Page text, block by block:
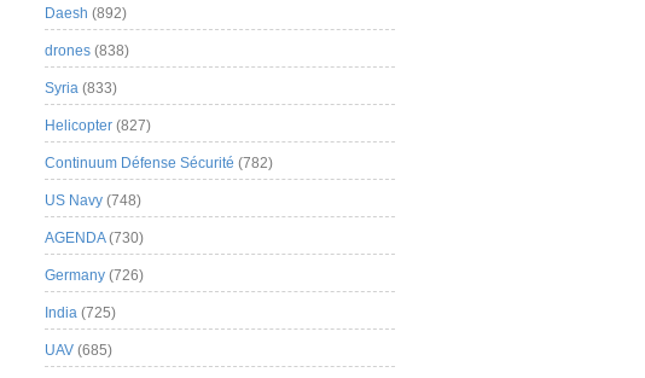
Daesh (892)
drones (838)
Syria (833)
Helicopter (827)
Continuum Défense Sécurité (782)
US Navy (748)
AGENDA(730)
Germany (726)
India (725)
UAV (685)